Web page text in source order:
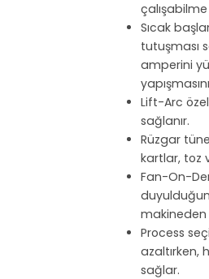
çalışabilme
Sıcak
tutuşması
amperini
Lift-Arc
sağlanır.
Rüzgar
kartlar, toz
Fan-On-
makineden
Process
azaltırken,
sağlar.